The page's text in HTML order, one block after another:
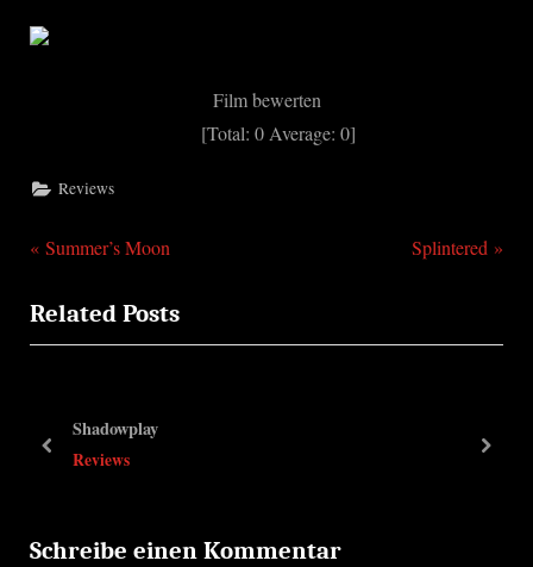
Film bewerten
[Total: 0 Average: 0]
Reviews
Beitragsnavigation
P
e
v
u
o
Summer’s Moon
N
t
Splintered
Related Posts
Shadowplay
Reviews
prev next
Schreibe einen Kommentar